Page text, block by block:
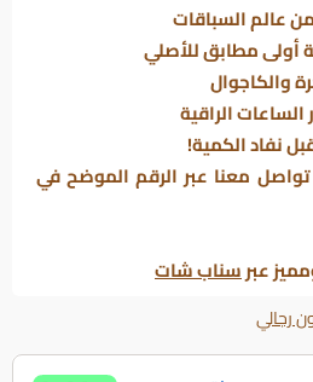
عالم السباقات
أولى مطابق للأصلي
والكاجوال
الراقية
نفاد الكمية!
تواصل معنا عبر الرقم الموضح في
عبرسناب شات
رجالي